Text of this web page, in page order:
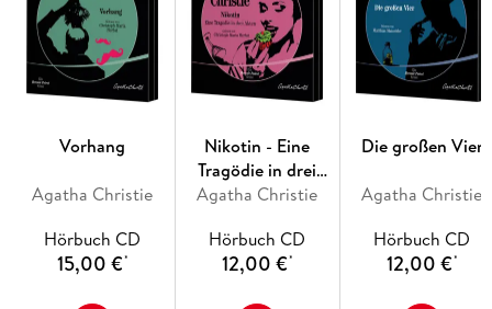
Vorhang
Agatha Christie
Hörbuch CD
15,00 €*
Nikotin - Eine
Tragödie in drei
Akten
Agatha Christie
Hörbuch CD
12,00 €*
Die großen Vier
Agatha Christie
Hörbuch CD
12,00 €*